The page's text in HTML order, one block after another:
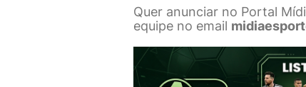
Quer anunciar no Portal
equipe no email